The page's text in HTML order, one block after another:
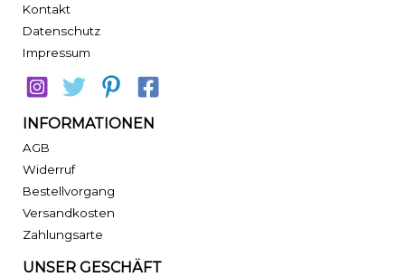
Kontakt
Datenschutz
Impressum
INFORMATIONEN
AGB
Widerruf
Bestellvorgang
Versandkosten
Zahlungsarte
UNSER GESCHÄFT